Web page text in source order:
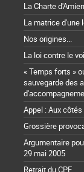
La Charte
La matrice d'une
Nos origines...
La loi contre le
« Temps forts »
sauvegarde des
Appel : Aux
Grossière
Argumentaire
29 mai 2005
Retrait du CPE